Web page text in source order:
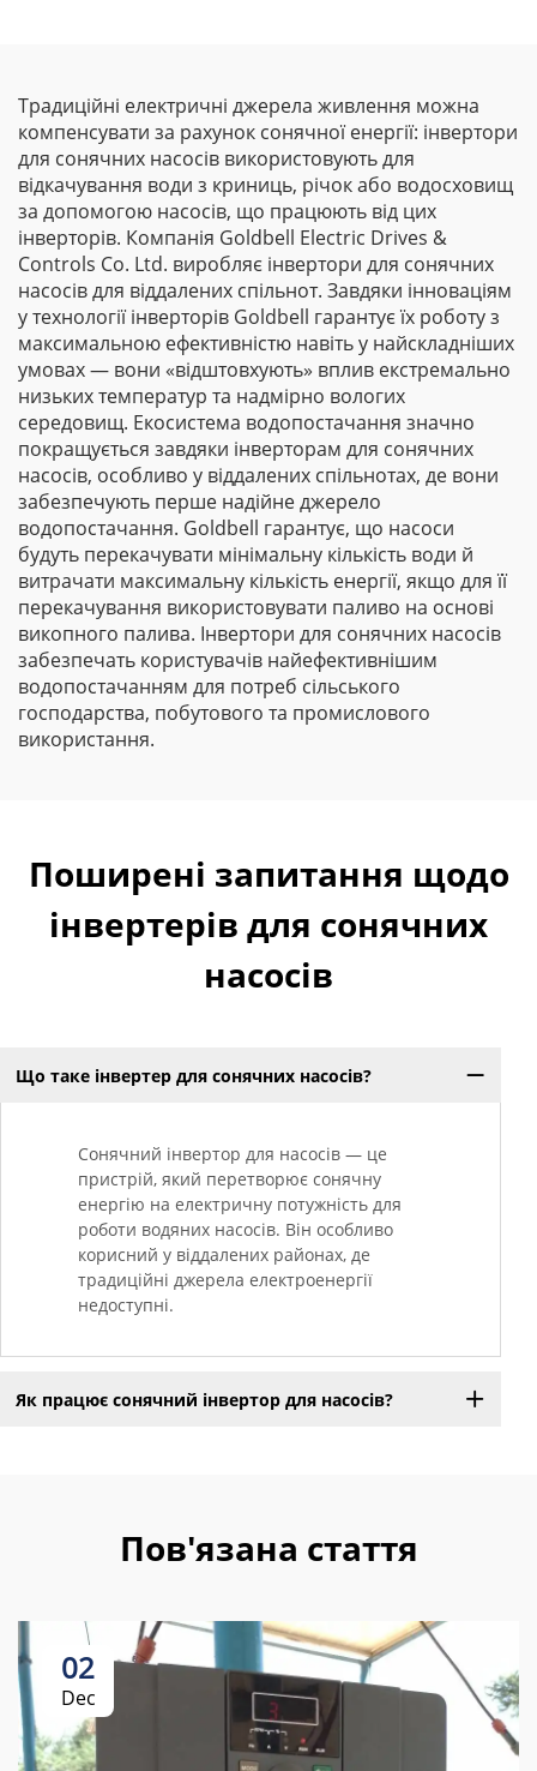
Традиційні електричні джерела живлення можна
компенсувати за рахунок сонячної енергії: інвертори
для сонячних насосів використовують для
відкачування води з криниць, річок або водосховищ
за допомогою насосів, що працюють від цих
інверторів. Компанія Goldbell Electric Drives &
Controls Co. Ltd. виробляє інвертори для сонячних
насосів для віддалених спільнот. Завдяки інноваціям
у технології інверторів Goldbell гарантує їх роботу з
максимальною ефективністю навіть у найскладніших
умовах — вони «відштовхують» вплив екстремально
низьких температур та надмірно вологих
середовищ. Екосистема водопостачання значно
покращується завдяки інверторам для сонячних
насосів, особливо у віддалених спільнотах, де вони
забезпечують перше надійне джерело
водопостачання. Goldbell гарантує, що насоси
будуть перекачувати мінімальну кількість води й
витрачати максимальну кількість енергії, якщо для її
перекачування використовувати паливо на основі
викопного палива. Інвертори для сонячних насосів
забезпечать користувачів найефективнішим
водопостачанням для потреб сільського
господарства, побутового та промислового
використання.
Поширені запитання щодо
інвертерів для сонячних
насосів
Що таке інвертер для сонячних насосів?
Сонячний інвертор для насосів — це
пристрій, який перетворює сонячну
енергію на електричну потужність для
роботи водяних насосів. Він особливо
корисний у віддалених районах, де
традиційні джерела електроенергії
недоступні.
Як працює сонячний інвертор для насосів?
Пов'язана стаття
02
Dec